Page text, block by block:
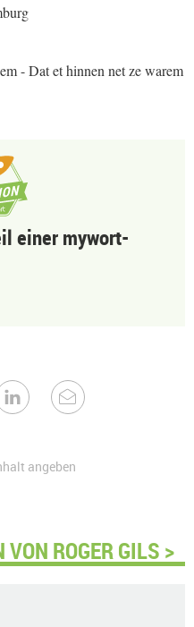
- Dat et hinnen net ze warem
einer mywort-
angeben
ROGER GILS >